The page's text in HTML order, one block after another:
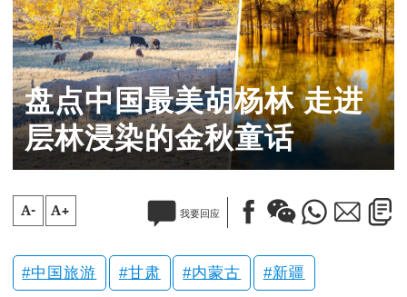
盘点中国最美胡杨林 走进
层林浸染的金秋童话
A- A+ 我要回应
中国旅游 甘肃 内蒙古 新疆